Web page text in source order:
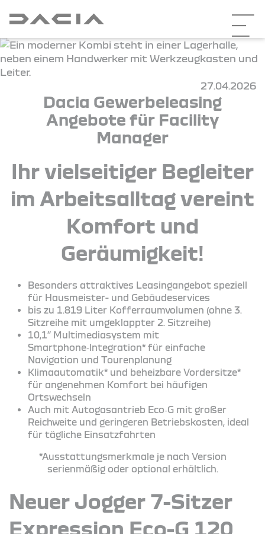
27.04.2026
Dacia Gewerbeleasing
Angebote für Facility
Manager
Ihr vielseitiger Begleiter
im Arbeitsalltag vereint
Komfort und
Geräumigkeit!
Besonders attraktives Leasingangebot speziell
für Hausmeister- und Gebäudeservices
bis zu 1.819 Liter Kofferraumvolumen (ohne 3.
Sitzreihe mit umgeklappter 2. Sitzreihe)
10,1’’ Multimediasystem mit
Smartphone‑Integration* für einfache
Navigation und Tourenplanung
Klimaautomatik* und beheizbare Vordersitze*
für angenehmen Komfort bei häufigen
Ortswechseln
Auch mit Autogasantrieb Eco‑G mit großer
Reichweite und geringeren Betriebskosten, ideal
für tägliche Einsatzfahrten
*Ausstattungsmerkmale je nach Version
serienmäßig oder optional erhältlich.
Neuer Jogger 7-Sitzer
Expression Eco-G 120